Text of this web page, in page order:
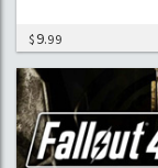
$9.99